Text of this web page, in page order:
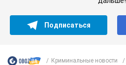
Подписаться
Криминальные новости